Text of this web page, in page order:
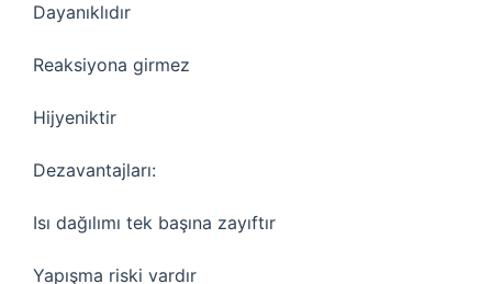
Dayanıklıdır
Reaksiyona girmez
Hijyeniktir
Dezavantajları:
Isı dağılımı tek başına zayıftır
Yapışma riski vardır